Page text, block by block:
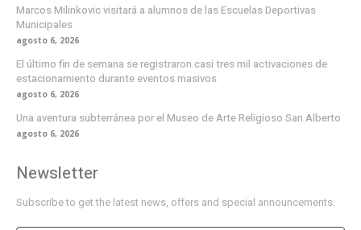
Marcos Milinkovic visitará a alumnos de las Escuelas Deportivas
Municipales
agosto 6, 2026
El último fin de semana se registraron casi tres mil activaciones de
estacionamiento durante eventos masivos
agosto 6, 2026
Una aventura subterránea por el Museo de Arte Religioso San Alberto
agosto 6, 2026
Newsletter
Subscribe to get the latest news, offers and special announcements.